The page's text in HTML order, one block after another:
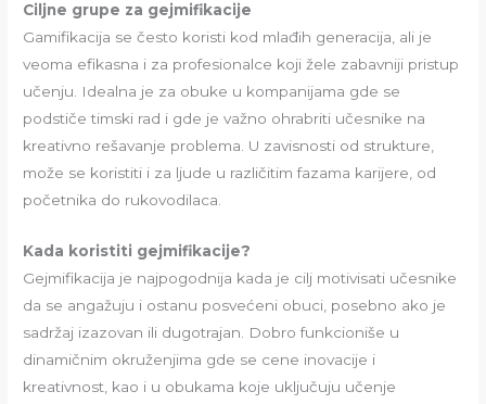
Ciljne grupe za gejmifikacije
Gamifikacija se često koristi kod mlađih generacija, ali je
veoma efikasna i za profesionalce koji žele zabavniji pristup
učenju. Idealna je za obuke u kompanijama gde se
podstiče timski rad i gde je važno ohrabriti učesnike na
kreativno rešavanje problema. U zavisnosti od strukture,
može se koristiti i za ljude u različitim fazama karijere, od
početnika do rukovodilaca.
Kada koristiti gejmifikacije?
Gejmifikacija je najpogodnija kada je cilj motivisati učesnike
da se angažuju i ostanu posvećeni obuci, posebno ako je
sadržaj izazovan ili dugotrajan. Dobro funkcioniše u
dinamičnim okruženjima gde se cene inovacije i
kreativnost, kao i u obukama koje uključuju učenje